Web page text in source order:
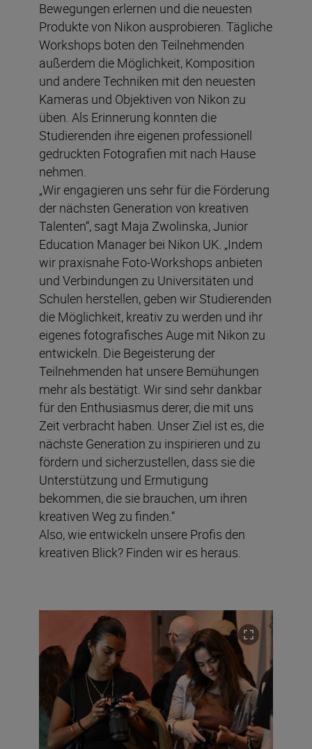
Bewegungen erlernen und die neuesten
Produkte von Nikon ausprobieren. Tägliche
Workshops boten den Teilnehmenden
außerdem die Möglichkeit, Komposition
und andere Techniken mit den neuesten
Kameras und Objektiven von Nikon zu
üben. Als Erinnerung konnten die
Studierenden ihre eigenen professionell
gedruckten Fotografien mit nach Hause
nehmen.
„Wir engagieren uns sehr für die Förderung
der nächsten Generation von kreativen
Talenten“, sagt Maja Zwolinska, Junior
Education Manager bei Nikon UK. „Indem
wir praxisnahe Foto-Workshops anbieten
und Verbindungen zu Universitäten und
Schulen herstellen, geben wir Studierenden
die Möglichkeit, kreativ zu werden und ihr
eigenes fotografisches Auge mit Nikon zu
entwickeln. Die Begeisterung der
Teilnehmenden hat unsere Bemühungen
mehr als bestätigt. Wir sind sehr dankbar
für den Enthusiasmus derer, die mit uns
Zeit verbracht haben. Unser Ziel ist es, die
nächste Generation zu inspirieren und zu
fördern und sicherzustellen, dass sie die
Unterstützung und Ermutigung
bekommen, die sie brauchen, um ihren
kreativen Weg zu finden.“
Also, wie entwickeln unsere Profis den
kreativen Blick? Finden wir es heraus.